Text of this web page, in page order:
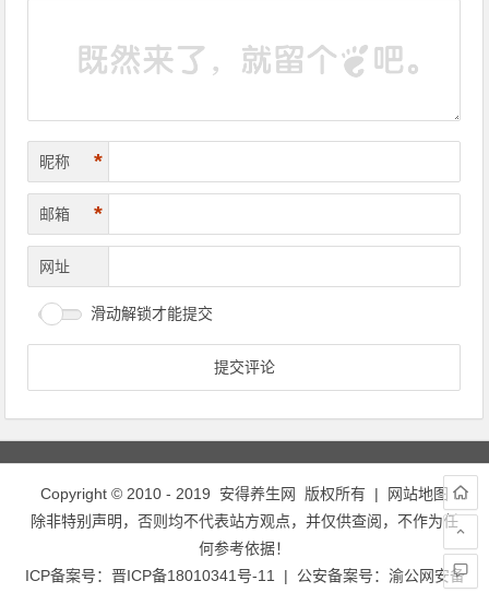
昵称 *
邮箱 *
网址
滑动解锁才能提交
Copyright © 2010 - 2019 安得养生网 版权所有 |
网站地图
除非特别声明，否则均不代表站方观点，并仅供查阅，不作为任
何参考依据！
ICP备案号： 晋ICP备18010341号-11 | 公安备案号： 渝公网安备